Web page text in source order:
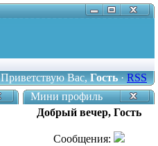
Приветствую Вас,Гость·RSS
Мини профиль
Добрый вечер, Гость
Сообщения: